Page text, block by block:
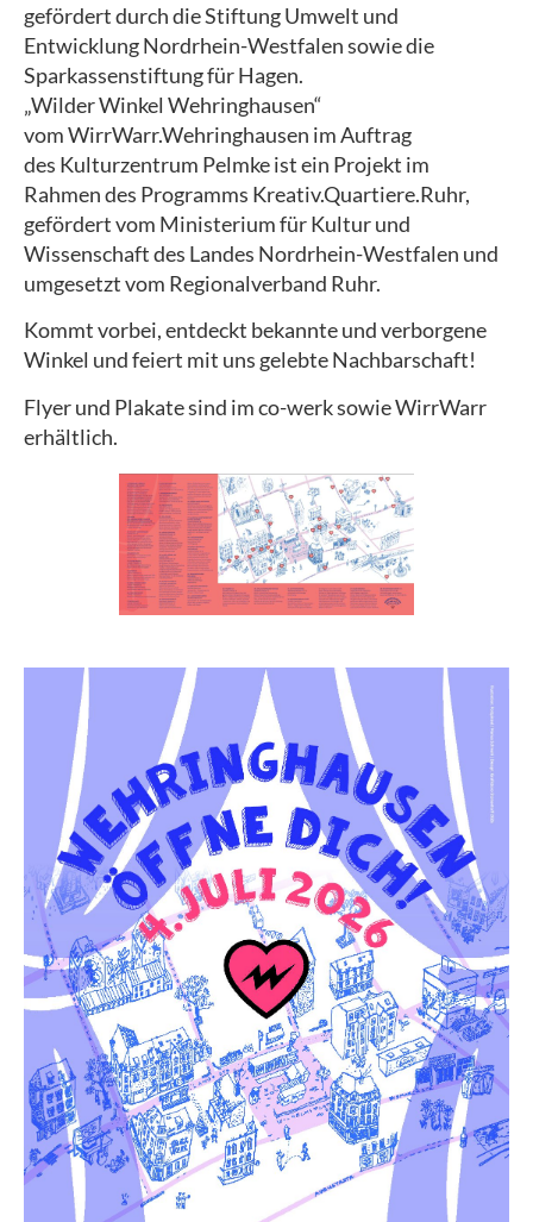
gefördert durch die Stiftung Umwelt und
Entwicklung Nordrhein-Westfalen sowie die
Sparkassenstiftung für Hagen.
„Wilder Winkel Wehringhausen“
vom WirrWarr.Wehringhausen im Auftrag
des Kulturzentrum Pelmke ist ein Projekt im
Rahmen des Programms Kreativ.Quartiere.Ruhr,
gefördert vom Ministerium für Kultur und
Wissenschaft des Landes Nordrhein-Westfalen und
umgesetzt vom Regionalverband Ruhr.
Kommt vorbei, entdeckt bekannte und verborgene
Winkel und feiert mit uns gelebte Nachbarschaft!
Flyer und Plakate sind im co-werk sowie WirrWarr
erhältlich.